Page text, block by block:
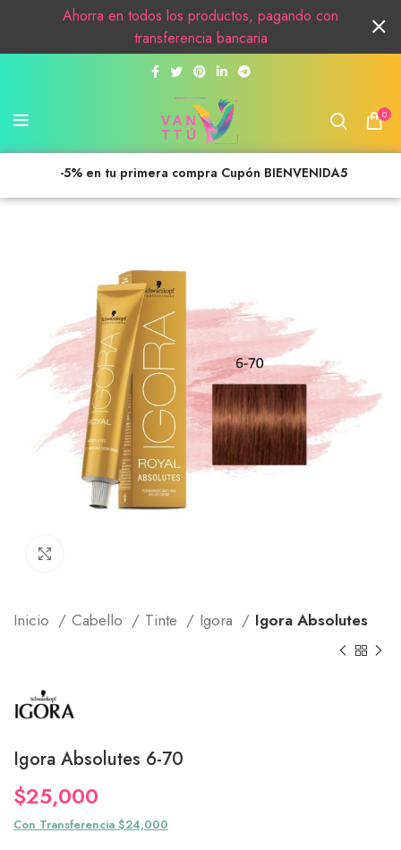
0
-5% en tu primera compra Cupón BIENVENIDA5
Inicio Cabello Tinte Igora Igora Absolutes
Igora Absolutes 6-70
$25,000
Con Transferencia $24,000
Ahorra en todos los productos, pagando con
transferencia bancaria